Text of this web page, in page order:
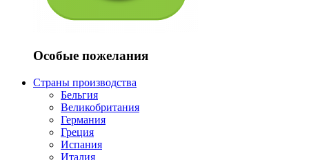
Особые пожелания
Страны производства
Бельгия
Великобритания
Германия
Греция
Испания
Италия